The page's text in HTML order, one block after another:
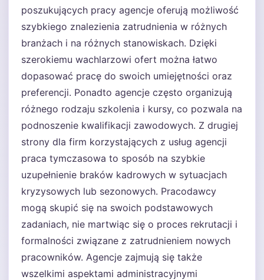
poszukujących pracy agencje oferują możliwość
szybkiego znalezienia zatrudnienia w różnych
branżach i na różnych stanowiskach. Dzięki
szerokiemu wachlarzowi ofert można łatwo
dopasować pracę do swoich umiejętności oraz
preferencji. Ponadto agencje często organizują
różnego rodzaju szkolenia i kursy, co pozwala na
podnoszenie kwalifikacji zawodowych. Z drugiej
strony dla firm korzystających z usług agencji
praca tymczasowa to sposób na szybkie
uzupełnienie braków kadrowych w sytuacjach
kryzysowych lub sezonowych. Pracodawcy
mogą skupić się na swoich podstawowych
zadaniach, nie martwiąc się o proces rekrutacji i
formalności związane z zatrudnieniem nowych
pracowników. Agencje zajmują się także
wszelkimi aspektami administracyjnymi